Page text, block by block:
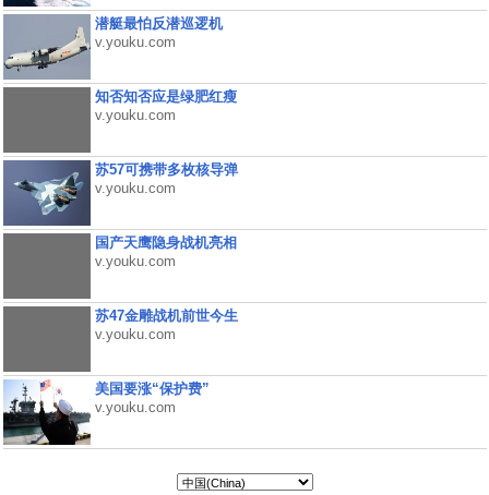
潜艇最怕反潜巡逻机
v.youku.com
知否知否应是绿肥红瘦
v.youku.com
苏57可携带多枚核导弹
v.youku.com
国产天鹰隐身战机亮相
v.youku.com
苏47金雕战机前世今生
v.youku.com
美国要涨“保护费”
v.youku.com